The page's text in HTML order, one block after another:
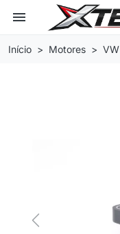
menu
Início Motores VW
Previous